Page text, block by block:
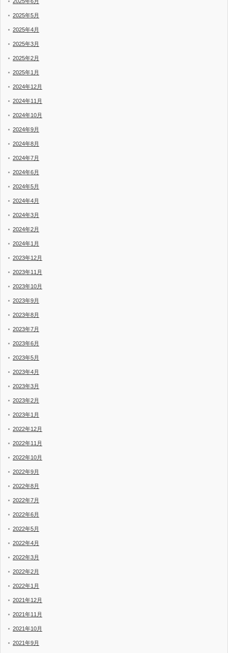
2025年5月
2025年4月
2025年3月
2025年2月
2025年1月
2024年12月
2024年11月
2024年10月
2024年9月
2024年8月
2024年7月
2024年6月
2024年5月
2024年4月
2024年3月
2024年2月
2024年1月
2023年12月
2023年11月
2023年10月
2023年9月
2023年8月
2023年7月
2023年6月
2023年5月
2023年4月
2023年3月
2023年2月
2023年1月
2022年12月
2022年11月
2022年10月
2022年9月
2022年8月
2022年7月
2022年6月
2022年5月
2022年4月
2022年3月
2022年2月
2022年1月
2021年12月
2021年11月
2021年10月
2021年9月